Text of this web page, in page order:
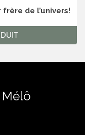
de l’univers!
Mélô